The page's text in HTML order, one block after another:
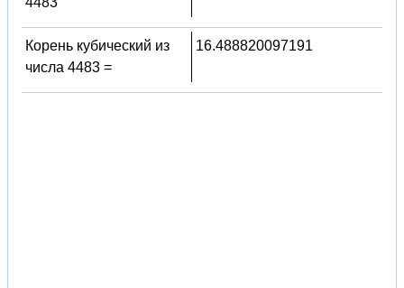
Корень кубический из
числа 4483 =
16.488820097191